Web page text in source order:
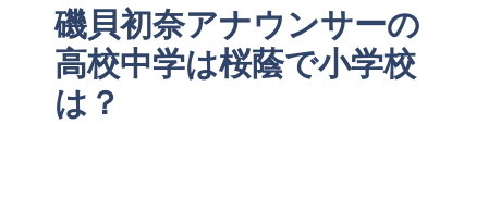
磯貝初奈アナウンサーの
高校中学は桜蔭で小学校
は？